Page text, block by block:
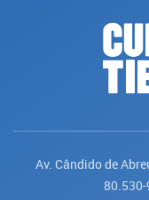
Av. Cândido de